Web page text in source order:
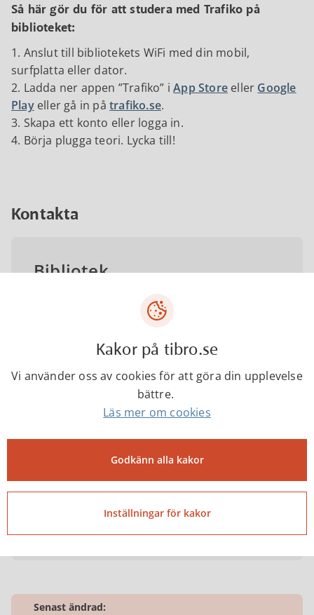
Så här gör du för att studera med Trafiko på
biblioteket:
1. Anslut till bibliotekets WiFi med din mobil,
surfplatta eller dator.
2. Ladda ner appen ”Trafiko” iApp Store eller Google
Playeller gå in påtrafiko.se.
3. Skapa ett konto eller logga in.
4. Börja plugga teori. Lycka till!
Kontakta
Bibliotek
bibliotek@tibro.se
Öppettider
kl.10-13, lör kl.10-14
Senast ändrad:
Kakor på tibro.se
Vi använder oss av cookies för att göra din upplevelse
bättre.
Läs mer om cookies
Godkänn alla kakor
Inställningar för kakor